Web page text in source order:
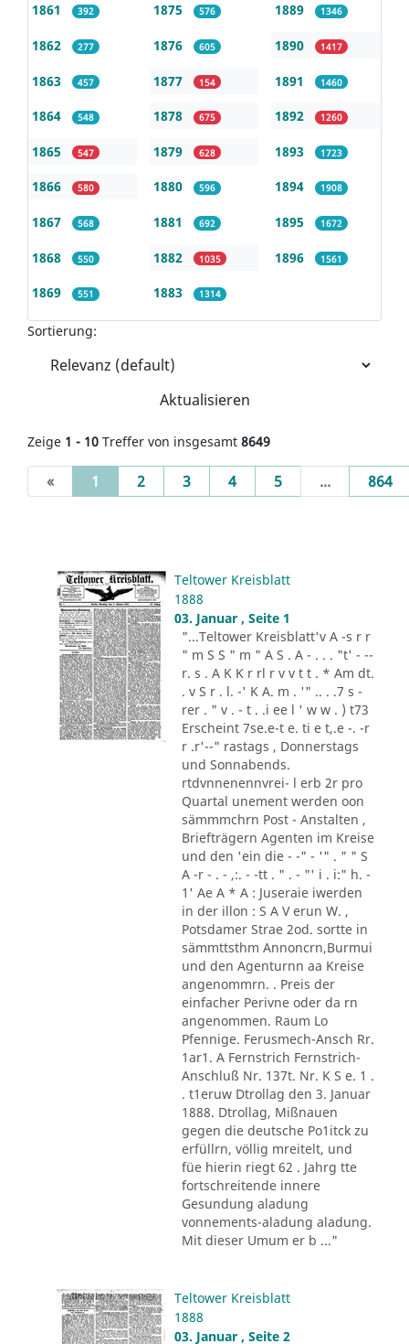
1861 392
1862 277
1863 457
1864 548
1865 547
1866 580
1867 568
1868 550
1869 551
1875 576
1876 605
1877 154
1878 675
1879 628
1880 596
1881 692
1882 1035
1883 1314
1889 1346
1890 1417
1891 1460
1892 1260
1893 1723
1894 1908
1895 1672
1896 1561
Sortierung:
Aktualisieren
Zeige 1 - 10 Treffer von insgesamt 8649
« 1 (current)
2 3 4 5 ... 864
Teltower Kreisblatt
1888
03. Januar , Seite 1
"...Teltower Kreisblatt'v A -s r r
" m S S " m " A S . A - . . . "t' - --
r. s . A K K r rl r v v t t . * Am dt.
. v S r . l. -' K A. m . '" .. . .7 s -
rer . " v . - t . .i ee l ' w w . ) t73
Erscheint 7se.e-t e. ti e t,.e -. -r
r .r'--" rastags , Donnerstags
und Sonnabends.
rtdvnnenennvrei- l erb 2r pro
Quartal unement werden oon
sämmmchrn Post - Anstalten ,
Briefträgern Agenten im Kreise
und den 'ein die - -" - '" . " " S
A -r - . - ,:. - -tt . " . - "' i . i:" h. -
1' Ae A * A : Juseraie iwerden
in der illon : S A V erun W. ,
Potsdamer Strae 2od. sortte in
sämmttsthm Annoncrn,Burmui
und den Agenturnn aa Kreise
angenommrn. . Preis der
einfacher Perivne oder da rn
angenommen. Raum Lo
Pfennige. Ferusmech-Ansch Rr.
1ar1. A Fernstrich Fernstrich-
Anschluß Nr. 137t. Nr. K S e. 1 .
. t1eruw Dtrollag den 3. Januar
1888. Dtrollag, Mißnauen
gegen die deutsche Po1itck zu
erfüllrn, völlig mreitelt, und
füe hierin riegt 62 . Jahrg tte
fortschreitende innere
Gesundung aladung
vonnements-aladung aladung.
Mit dieser Umum er b ..."
Teltower Kreisblatt
1888
03. Januar , Seite 2